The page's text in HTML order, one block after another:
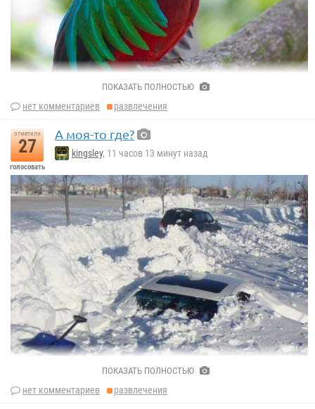
ПОКАЗАТЬ ПОЛНОСТЬЮ
нет комментариев развлечения
отметили
27
голосовать
А моя-то где?
kingsley, 11 часов 13 минут назад
ПОКАЗАТЬ ПОЛНОСТЬЮ
нет комментариев развлечения